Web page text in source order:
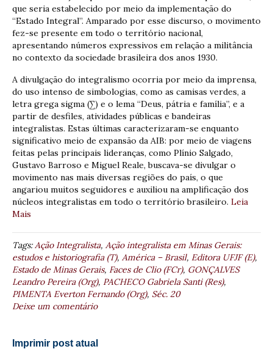
que seria estabelecido por meio da implementação do
“Estado Integral”. Amparado por esse discurso, o movimento
fez-se presente em todo o território nacional,
apresentando números expressivos em relação a militância
no contexto da sociedade brasileira dos anos 1930.
A divulgação do integralismo ocorria por meio da imprensa,
do uso intenso de simbologias, como as camisas verdes, a
letra grega sigma (∑) e o lema “Deus, pátria e família”, e a
partir de desfiles, atividades públicas e bandeiras
integralistas. Estas últimas caracterizaram-se enquanto
significativo meio de expansão da AIB: por meio de viagens
feitas pelas principais lideranças, como Plínio Salgado,
Gustavo Barroso e Miguel Reale, buscava-se divulgar o
movimento nas mais diversas regiões do país, o que
angariou muitos seguidores e auxiliou na amplificação dos
núcleos integralistas em todo o território brasileiro. Leia
Mais
Tags:Ação Integralista, Ação integralista em Minas Gerais:
estudos e historiografia (T), América – Brasil, Editora UFJF (E),
Estado de Minas Gerais, Faces de Clio (FCr), GONÇALVES
Leandro Pereira (Org), PACHECO Gabriela Santi (Res),
PIMENTA Everton Fernando (Org), Séc. 20
Deixe um comentário
Imprimir post atual